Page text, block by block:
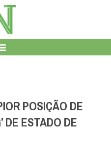
POSIÇÃO DE
DE ESTADO DE